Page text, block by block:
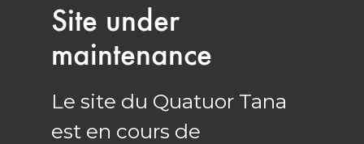
Site under
maintenance
Le site du Quatuor Tana
est en cours de